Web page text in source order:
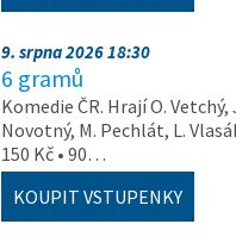
9. srpna 2026 18:30
6 gramů
Komedie ČR. Hrají O. Vetchý,
Novotný, M. Pechlát, L.
150 Kč • 90…
KOUPIT VSTUPENKY